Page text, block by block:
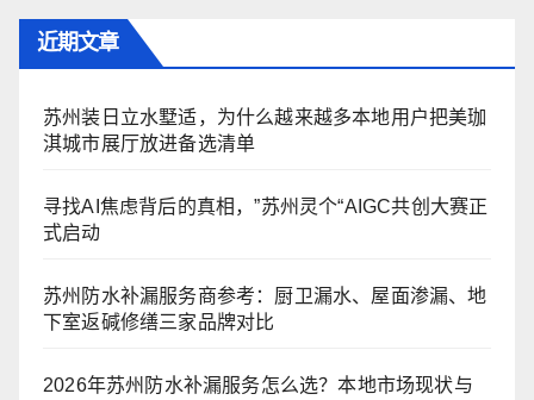
近期文章
苏州装日立水墅适，为什么越来越多本地用户把美珈
淇城市展厅放进备选清单
寻找AI焦虑背后的真相，”苏州灵个“AIGC共创大赛正
式启动
苏州防水补漏服务商参考：厨卫漏水、屋面渗漏、地
下室返碱修缮三家品牌对比
2026年苏州防水补漏服务怎么选？本地市场现状与